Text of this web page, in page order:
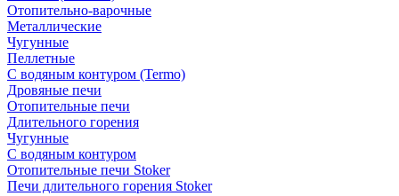
Отопительно-варочные
Металлические
Чугунные
Пеллетные
С водяным контуром (Termo)
Дровяные печи
Отопительные печи
Длительного горения
Чугунные
C водяным контуром
Отопительные печи Stoker
Печи длительного горения Stoker